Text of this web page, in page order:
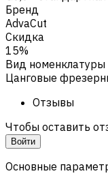
Бренд
AdvaCut
Скидка
15%
Вид номенклатуры
Цанговые
Отзывы
Чтобы оставить
Войти
Основные